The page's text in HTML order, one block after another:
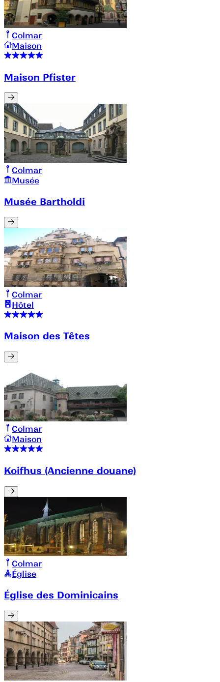
Colmar
Maison
Maison Pfister
Colmar
Musée
Musée Bartholdi
Colmar
Hôtel
Maison des Têtes
Colmar
Maison
Koifhus (Ancienne douane)
Colmar
Église
Église des Dominicains